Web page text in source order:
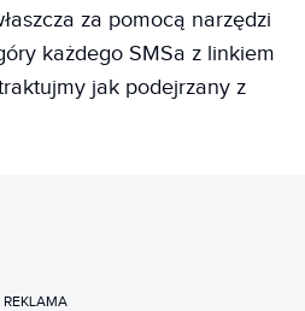
za pomocą narzędzi
każdego SMSa z linkiem
jak podejrzany z
REKLAMA